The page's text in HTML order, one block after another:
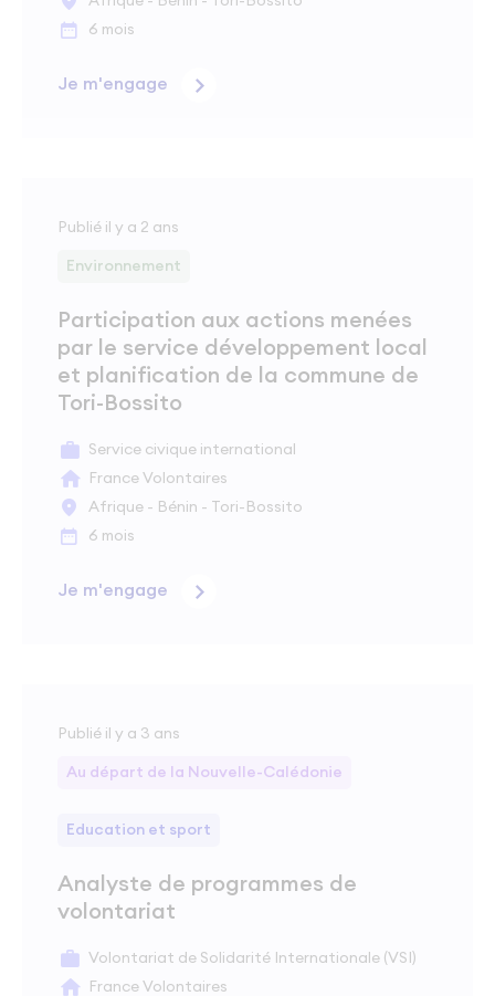
6 mois
Je m'engage
Environnement
Participation aux actions menées
par le service développement local
et planification de la commune de
Tori-Bossito
Service civique international
France Volontaires
Afrique - Bénin - Tori-Bossito
Publié il y a 2 ans
6 mois
Je m'engage
Au départ de la Nouvelle-Calédonie
Education et sport
Analyste de programmes de
volontariat
Volontariat de Solidarité Internationale (VSI)
France Volontaires
Publié il y a 3 ans